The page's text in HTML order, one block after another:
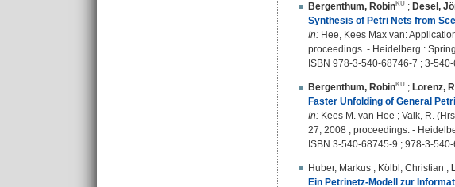
Bergenthum, Robin ; Desel,
Synthesis of Petri Nets from
In: Hee, Kees Max van:
proceedings. - Heidelberg :
ISBN 978-3-540-68746-7 ; 3-
Bergenthum, Robin ; Lorenz,
Faster Unfolding of General
In: Kees M. van Hee ; Valk, R.
27, 2008 ; proceedings. -
ISBN 3-540-68745-9 ; 978-3-
Huber, Markus ; Kölbl, Christian ;
Ein Petrinetz-Modell zur